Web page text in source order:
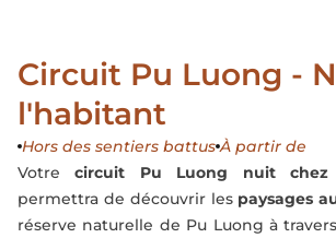
Circuit Pu Luong -
l'habitant
Hors des sentiers battus À partir de
Votrecircuit Pu Luong nuit
permettra de découvrir les paysages
réserve naturelle de Pu Luong à